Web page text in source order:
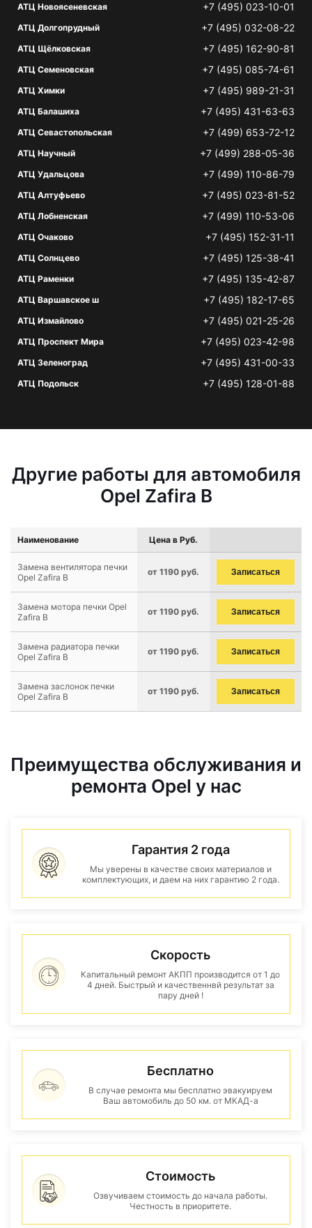
АТЦ Новоясеневская +7 (495) 023-10-01
АТЦ Долгопрудный +7 (495) 032-08-22
АТЦ Щёлковская +7 (495) 162-90-81
АТЦ Семеновская +7 (495) 085-74-61
АТЦ Химки +7 (495) 989-21-31
АТЦ Балашиха +7 (495) 431-63-63
АТЦ Севастопольская +7 (499) 653-72-12
АТЦ Научный +7 (499) 288-05-36
АТЦ Удальцова +7 (499) 110-86-79
АТЦ Алтуфьево +7 (495) 023-81-52
АТЦ Лобненская +7 (499) 110-53-06
АТЦ Очаково +7 (495) 152-31-11
АТЦ Солнцево +7 (495) 125-38-41
АТЦ Раменки +7 (495) 135-42-87
АТЦ Варшавское ш +7 (495) 182-17-65
АТЦ Измайлово +7 (495) 021-25-26
АТЦ Проспект Мира +7 (495) 023-42-98
АТЦ Зеленоград +7 (495) 431-00-33
АТЦ Подольск +7 (495) 128-01-88
Другие работы для автомобиля
Opel Zafira B
Наименование Цена в Руб.
Замена вентилятора печки
Opel Zafira B
от 1190 руб. Записаться
Замена мотора печки Opel
Zafira B
от 1190 руб. Записаться
Замена радиатора печки
Opel Zafira B
от 1190 руб. Записаться
Замена заслонок печки
Opel Zafira B
от 1190 руб. Записаться
Преимущества обслуживания и
ремонта Opel у нас
Гарантия 2 года
Мы уверены в качестве своих материалов и
комплектующих, и даем на них гарантию 2 года.
Скорость
Капитальный ремонт АКПП производится от 1 до
4 дней. Быстрый и качественнвй результат за
пару дней !
Бесплатно
В случае ремонта мы бесплатно эвакуируем
Ваш автомобиль до 50 км. от МКАД-а
Стоимость
Озвучиваем стоимость до начала работы.
Честность в приоритете.